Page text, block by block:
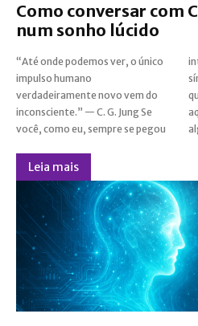
Como conversar com
num sonho lúcido
“Até onde podemos ver, o único
impulso humano
verdadeiramente novo vem do
inconsciente.” — C. G. Jung Se
você, como eu, sempre se pegou
intrigado com sonhos cheios de
símbolos, coincidências cósmicas
que insistem em acontecer ou
aquela sensação de que existe
Leia mais